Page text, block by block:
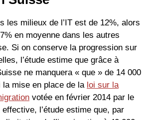
les milieux de l’IT est de 12%, alors
7% en moyenne dans les autres
Si on conserve la progression sur
l’étude estime que grâce à
ne manquera « que » de 14 000
mise en place de la loi sur la
votée en février 2014 par le
l’étude estime que, par